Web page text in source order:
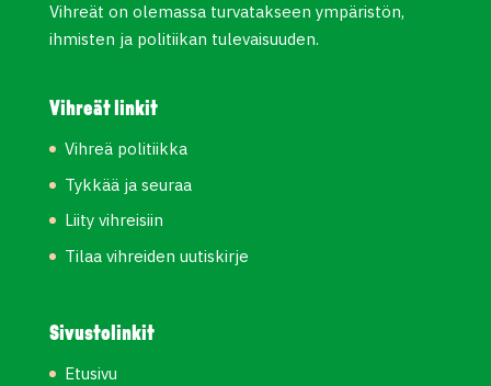
Vihreät on olemassa turvatakseen ympäristön,
ihmisten ja politiikan tulevaisuuden.
Vihreät linkit
Vihreä politiikka
Tykkää ja seuraa
Liity vihreisiin
Tilaa vihreiden uutiskirje
Sivustolinkit
Etusivu